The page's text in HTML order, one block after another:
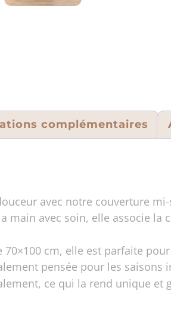
complémentaires
avec notre couverture
main avec soin, elle associe
cm, elle est parfaite
pensée pour les saisons
ce qui la rend unique